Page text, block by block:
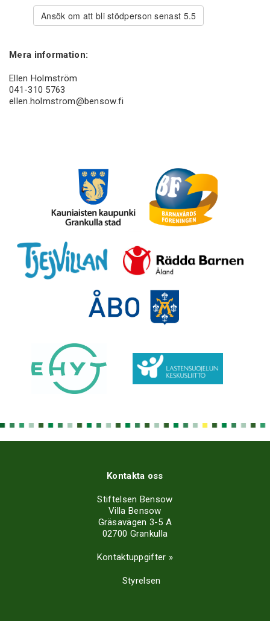
Ansök om att bli stödperson senast 5.5
Mera information:
Ellen Holmström
041-310 5763
ellen.holmstrom@bensow.fi
Kontakta oss
Stiftelsen Bensow
Villa Bensow
Gräsavägen 3-5 A
02700 Grankulla
Kontaktuppgifter »
Styrelsen